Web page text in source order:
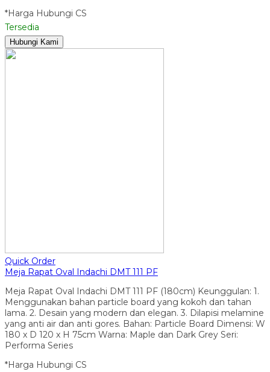
*Harga Hubungi CS
Tersedia
Hubungi Kami
Quick Order
Meja Rapat Oval Indachi DMT 111 PF
Meja Rapat Oval Indachi DMT 111 PF (180cm) Keunggulan: 1.
Menggunakan bahan particle board yang kokoh dan tahan
lama. 2. Desain yang modern dan elegan. 3. Dilapisi melamine
yang anti air dan anti gores. Bahan: Particle Board Dimensi: W
180 x D 120 x H 75cm Warna: Maple dan Dark Grey Seri:
Performa Series
*Harga Hubungi CS